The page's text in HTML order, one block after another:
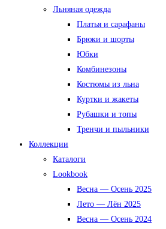
Льняная одежда
Платья и сарафаны
Брюки и шорты
Юбки
Комбинезоны
Костюмы из льна
Куртки и жакеты
Рубашки и топы
Тренчи и пыльники
Коллекции
Каталоги
Lookbook
Весна — Осень 2025
Лето — Лён 2025
Весна — Осень 2024